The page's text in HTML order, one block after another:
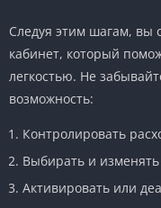
Следуя этим шагам, вы
кабинет, который
легкостью. Не
возможность:
Контролировать
Выбирать и
Активировать или